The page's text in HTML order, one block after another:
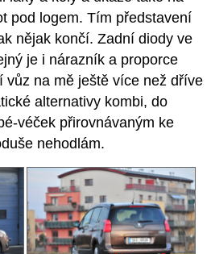
pod logem. Tím představení
nějak končí. Zadní diody ve
je i nárazník a proporce
vůz na mě ještě více než dříve
alternativy kombi, do
véček přirovnávaným ke
nehodlám.